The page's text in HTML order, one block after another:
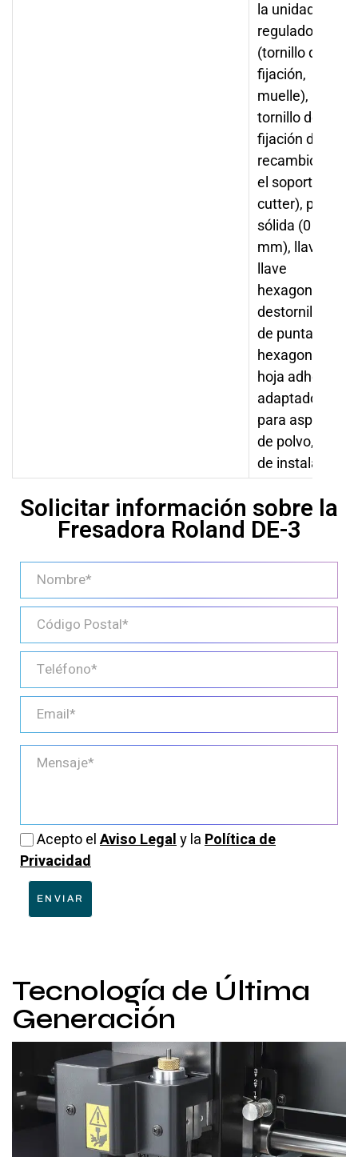
la unidad
reguladora
(tornillo de
fijación,
muelle),
tornillo de
fijación de
recambio (para
el soporte del
cutter), pinza
sólida (0 3,175
mm), llave fija,
llave
hexagonal,
destornillador
de punta
hexagonal,
hoja adhesiva,
adaptador
para aspirador
de polvo, guía
de instalación
Solicitar información sobre la
Fresadora Roland DE-3
Acepto elAviso Legaly laPolítica de
Privacidad
ENVIAR
Tecnología de Última
Generación